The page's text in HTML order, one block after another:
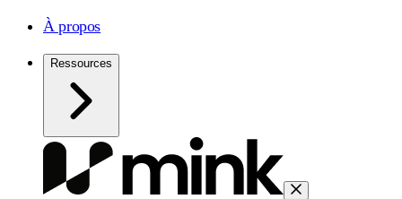
À propos
Ressources